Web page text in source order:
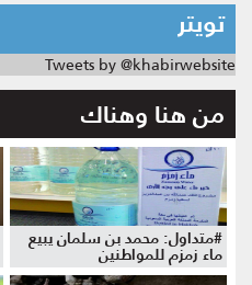
تويتر
Tweets by @khabirwebsite
من هنا وهناك
#متداول: محمد بن سلمان يبيع
ماء زمزم للمواطنين